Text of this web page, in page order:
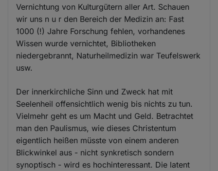
Vernichtung von Kulturgütern aller Art. Schauen
wir uns n u r den Bereich der Medizin an: Fast
1000 (!) Jahre Forschung fehlen, vorhandenes
Wissen wurde vernichtet, Bibliotheken
niedergebrannt, Naturheilmedizin war Teufelswerk
usw.
Der innerkirchliche Sinn und Zweck hat mit
Seelenheil offensichtlich wenig bis nichts zu tun.
Vielmehr geht es um Macht und Geld. Betrachtet
man den Paulismus, wie dieses Christentum
eigentlich heißen müsste von einem anderen
Blickwinkel aus - nicht synkretisch sondern
synoptisch - wird es hochinteressant. Die latent